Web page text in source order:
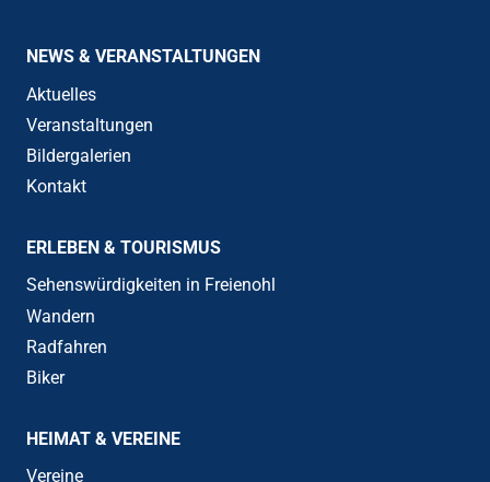
NEWS & VERANSTALTUNGEN
Aktuelles
Veranstaltungen
Bildergalerien
Kontakt
ERLEBEN & TOURISMUS
Sehenswürdigkeiten in Freienohl
Wandern
Radfahren
Biker
HEIMAT & VEREINE
Vereine